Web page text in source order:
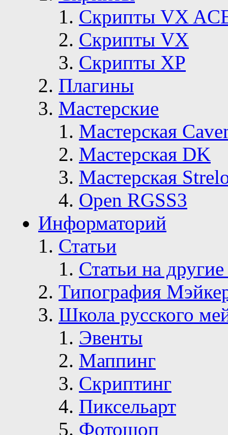
Скрипты VX
Скрипты VX
Скрипты ХР
Плагины
Мастерские
Мастерская
Мастерская DK
Мастерская
Open RGSS3
Информаторий
Статьи
Статьи на
Типография
Школа русского
Эвенты
Маппинг
Скриптинг
Пиксельарт
Фотошоп